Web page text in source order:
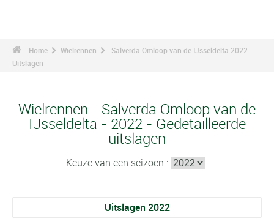
Home Wielrennen
Salverda Omloop van de IJsseldelta 2022 -
Uitslagen
Wielrennen - Salverda Omloop van de
IJsseldelta - 2022 - Gedetailleerde
uitslagen
Keuze van een seizoen :
Uitslagen 2022